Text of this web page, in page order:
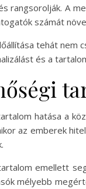
rangsorolják. A
számát
tehát nem
és a
hatása a
az emberek
emellett
mélyebb